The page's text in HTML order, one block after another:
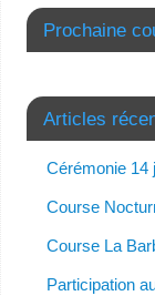
Prochaine
Articles
Cérémonie 14
Course
Course La
Participation